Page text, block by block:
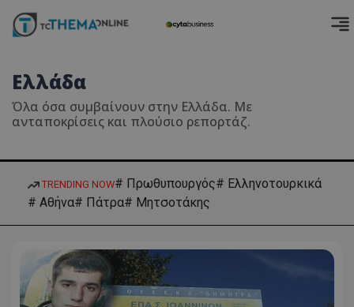
Ελλάδα
Όλα όσα συμβαίνουν στην Ελλάδα. Με
ανταποκρίσεις και πλούσιο ρεπορτάζ.
TRENDING NOW# Πρωθυπουργός# Ελληνοτουρκικά
# Αθήνα# Πάτρα# Μητσοτάκης